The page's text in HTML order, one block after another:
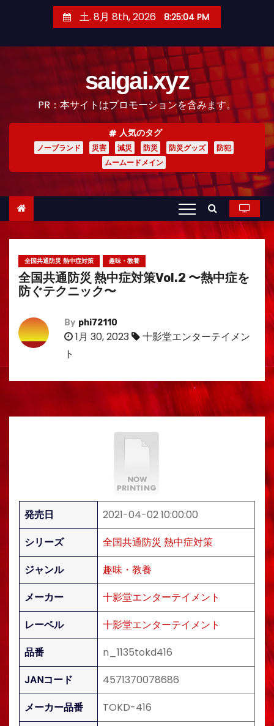
土. 8月 8th, 2026 8:25:06 PM
saigai.xyz
PR：本サイトはプロモーションを含みます。
人気のタグ
ノーブランド 災害 減災 防災 防災グッズ
防犯
ムームードメイン
全国共通防災 熱中症対策 趣味・教養
全国共通防災 熱中症対策Vol.2 〜熱中症を
防ぐテクニック〜
By phi72110
1月 30, 2023
十影堂エンターテイメン
ト
発売日
2021-04-02 10:00:00
シリーズ
全国共通防災 熱中症対策
ジャンル
趣味・教養
メーカー
十影堂エンターテイメント
レーベル
十影堂エンターテイメント
品番
n_1135tokd416
JANコード
4571370078686
メーカー品番
TOKD-416